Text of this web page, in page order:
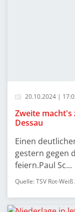
20.10.2024 |
Zweite macht's
Dessau
Einen
gestern gegen
feiern.Paul Sc...
Quelle: TSV Rot-Weiß